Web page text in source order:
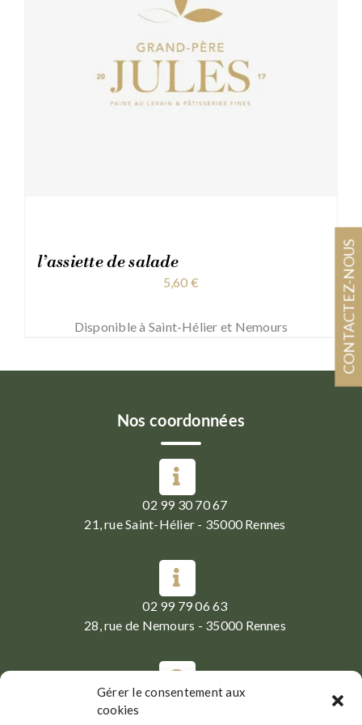
Gérer le consentement aux
cookies
l’assiette de salade
5,60 €
Disponible à Saint-Hélier et Nemours
Nos coordonnées
02 99 30 70 67
21, rue Saint-Hélier - 35000 Rennes
02 99 79 06 63
28, rue de Nemours - 35000 Rennes
Du Mardi au Samedi :
CONTACTEZ-NOUS